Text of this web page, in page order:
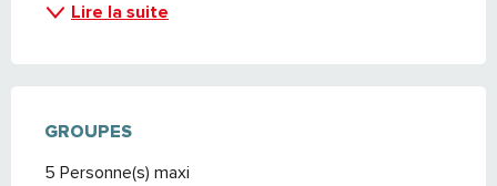
Lire la suite
GROUPES
GROUPES
5 Personne(s) maxi